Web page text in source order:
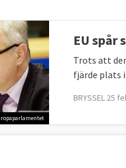
EU
Trots att
fjärde plats i
BRYSSEL 25